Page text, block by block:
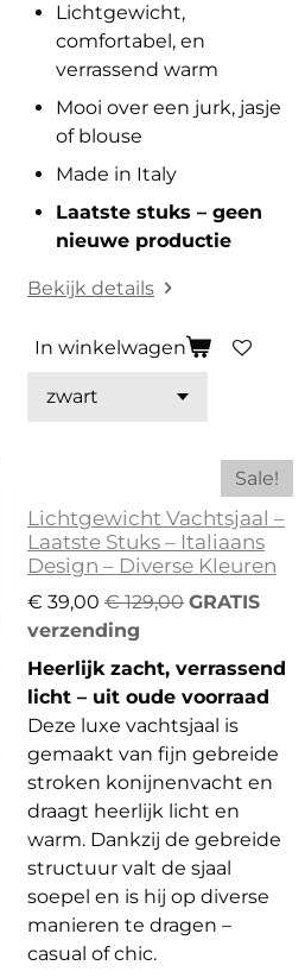
Lichtgewicht,
comfortabel, en
verrassend warm
Mooi over een jurk, jasje
of blouse
Made in Italy
Laatste stuks – geen
nieuwe productie
Bekijk details
In winkelwagen
Sale!
Lichtgewicht Vachtsjaal –
Laatste Stuks – Italiaans
Design – Diverse Kleuren
€ 39,00 € 129,00 GRATIS
verzending
Heerlijk zacht, verrassend
licht – uit oude voorraad
Deze luxe vachtsjaal is
gemaakt van fijn gebreide
stroken konijnenvacht en
draagt heerlijk licht en
warm. Dankzij de gebreide
structuur valt de sjaal
soepel en is hij op diverse
manieren te dragen –
casual of chic.